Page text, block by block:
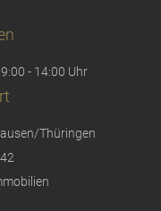
- 14:00 Uhr
Thüringen